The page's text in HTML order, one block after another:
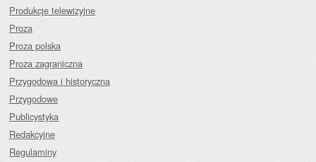
Produkcje telewizyjne
Proza
Proza polska
Proza zagraniczna
Przygodowa i historyczna
Przygodowe
Publicystyka
Redakcyjne
Regulaminy